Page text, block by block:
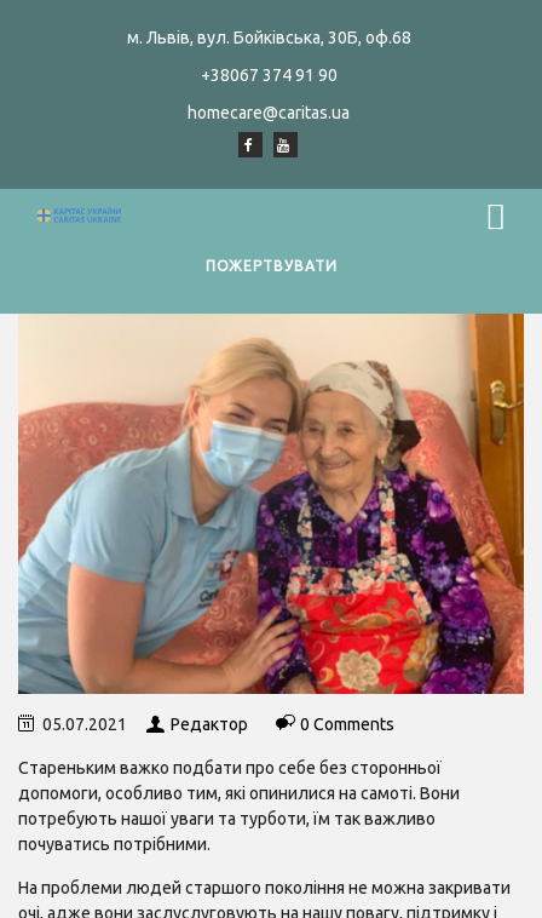
м. Львів, вул. Бойківська, 30Б, оф.68
+38067 374 91 90
homecare@caritas.ua
ПОЖЕРТВУВАТИ
05.07.2021 Редактор 0 Comments
Стареньким важко подбати про себе без сторонньої
допомоги, особливо тим, які опинилися на самоті. Вони
потребують нашої уваги та турботи, їм так важливо
почуватись потрібними.
На проблеми людей старшого покоління не можна закривати
очі, адже вони заслуслуговують на нашу повагу, підтримку і